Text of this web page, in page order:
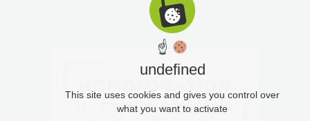
☝
undefined
This site uses cookies and gives you control over
what you want to activate